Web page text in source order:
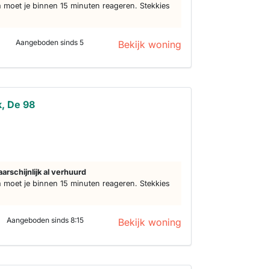
moet je binnen 15 minuten reageren. Stekkies
Aangeboden sinds 5 Bekijk woning
De 98
al verhuurd
moet je binnen 15 minuten reageren. Stekkies
Aangeboden sinds 8:15 Bekijk woning